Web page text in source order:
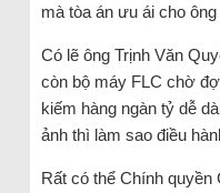
mà tòa án ưu ái cho
Có lẽ ông Trịnh Văn
còn bộ máy FLC chờ
kiếm hàng ngàn tỷ dễ
ảnh thì làm sao điều
Rất có thể Chính quyền